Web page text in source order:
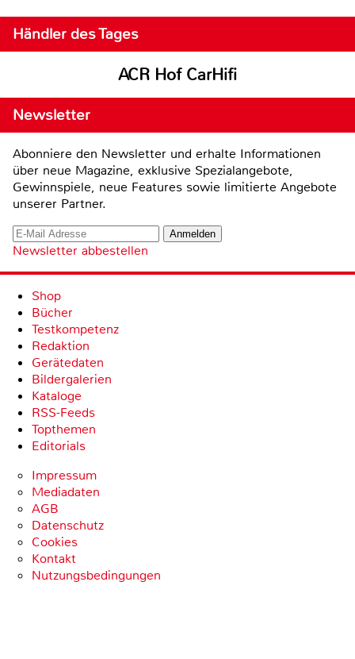
Händler des Tages
ACR Hof CarHifi
Newsletter
Abonniere den Newsletter und erhalte Informationen
über neue Magazine, exklusive Spezialangebote,
Gewinnspiele, neue Features sowie limitierte Angebote
unserer Partner.
Newsletter abbestellen
Shop
Bücher
Testkompetenz
Redaktion
Gerätedaten
Bildergalerien
Kataloge
RSS-Feeds
Topthemen
Editorials
Impressum
Mediadaten
AGB
Datenschutz
Cookies
Kontakt
Nutzungsbedingungen